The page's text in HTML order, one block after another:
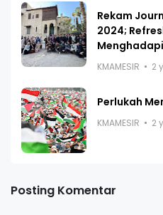
Rekam
2024;
KMAMESIR 2
Perlukah
KMAMESIR 2
Posting Komentar